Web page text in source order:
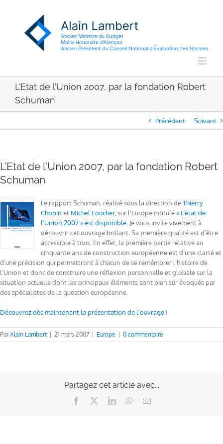
L’Etat de l’Union 2007, par la fondation Robert
Schuman
Précédent Suivant
L’Etat de l’Union 2007, par la fondation Robert
Schuman
Le rapport Schuman, réalisé sous la direction deThierry
Chopin et Michel Foucher, sur l’Europe intitulé« L’état de
l’Union 2007 » est disponible . Je vous invite vivement à
découvrir cet ouvrage brillant. Sa première qualité est d’être
accessible à tous. En effet, la première partie relative au
cinquante ans de construction européenne est d’une clarté et
d’une précision qui permettront à chacun de se remémorer l’histoire de
l’Union et donc de construire une réflexion personnelle et globale sur la
situation actuelle dont les principaux éléments sont bien sûr évoqués par
des spécialistes de la question européenne.
Découvrez dès maintenant la présentation de l’ouvrage !
ParAlain Lambert 21 mars 2007 Europe 0 commentaire
Partagez cet article avec...
Facebook LinkedInWhatsApp
Email